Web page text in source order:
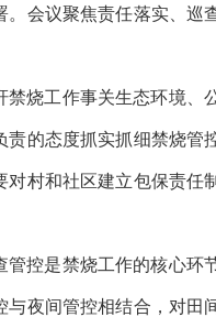
。会议聚焦责任落实、巡
禁烧工作事关生态环境、
责的态度抓实抓细禁烧管
对村和社区建立包保责任
管控是禁烧工作的核心环
与夜间管控相结合，对田